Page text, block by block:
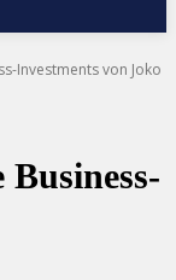
Investments von Joko